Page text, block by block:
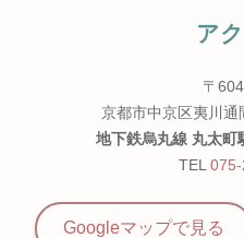
ア
〒
京都市中京区夷川
地下鉄烏丸線 丸太町
TEL
Googleマップで見る